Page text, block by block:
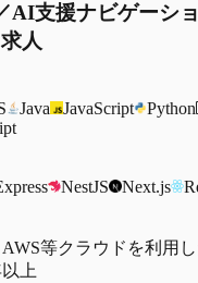
AI支援ナビゲーシ
人
Java JavaScript Python
NestJS Next.js
AWS等クラウドを利用
上